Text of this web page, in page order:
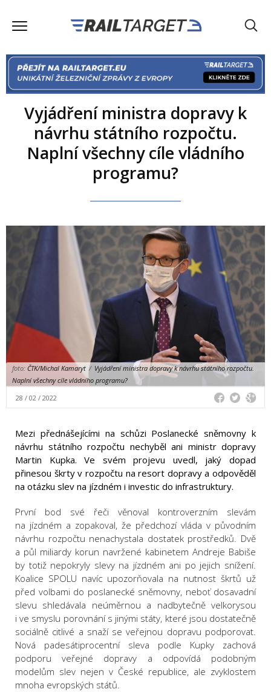
Vyjádření ministra dopravy k
návrhu státního rozpočtu.
Naplní všechny cíle vládního
programu?
foto: ČTK/Michal Kamaryt / Vyjádření ministra dopravy k návrhu státního rozpočtu.
Naplní všechny cíle vládního programu?
28 / 02 / 2022
Mezi přednášejícími na schůzi Poslanecké sněmovny k
návrhu státního rozpočtu nechyběl ani ministr dopravy
Martin Kupka. Ve svém projevu uvedl, jaký dopad
přinesou škrty v rozpočtu na resort dopravy a odpověděl
na otázku slev na jízdném i investic do infrastruktury.
První bod své řeči věnoval kontroverzním slevám
na jízdném a zopakoval, že předchozí vláda v původním
návrhu rozpočtu nenachystala dostatek prostředků. Dvě
a půl miliardy korun navržené kabinetem Andreje Babiše
by totiž nepokryly slevy na jízdném ani po jejich snížení.
Koalice SPOLU navíc upozorňovala na nutnost škrtů už
před volbami do poslanecké sněmovny, neboť dosavadní
slevu shledávala neúměrnou a nadbytečně velkorysou
i ve smyslu porovnání s jinými státy, které jsou dostatečně
sociálně citlivé a snaží se veřejnou dopravu podporovat.
Nová padesátiprocentní sleva podle Kupky zachová
podporu veřejné dopravy a odpovídá podobným
modelům slev nejen v České republice, ale zvyklostem
mnoha evropských států.